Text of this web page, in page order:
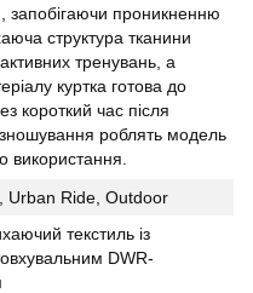
запобігаючи проникненню
структура тканини
тренувань, а
куртка готова до
короткий час після
зношування роблять модель
використання.
Urban Ride, Outdoor
текстиль із
DWR-